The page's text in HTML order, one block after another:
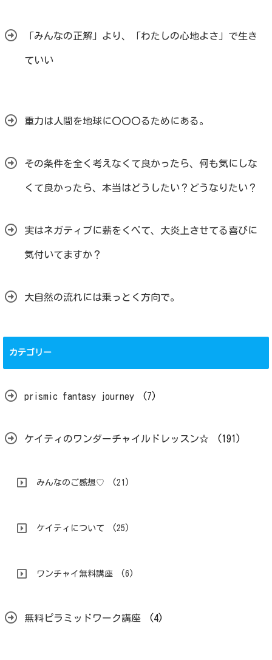
「みんなの正解」より、「わたしの心地よさ」で生き
ていい
重力は人間を地球に〇〇〇るためにある。
その条件を全く考えなくて良かったら、何も気にしな
くて良かったら、本当はどうしたい？どうなりたい？
実はネガティブに薪をくべて、大炎上させてる喜びに
気付いてますか？
大自然の流れには乗っとく方向で。
カテゴリー
prismic fantasy journey (7)
ケイティのワンダーチャイルドレッスン☆ (191)
みんなのご感想♡ (21)
ケイティについて (25)
ワンチャイ無料講座 (6)
無料ピラミッドワーク講座 (4)